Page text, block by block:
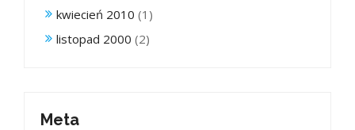
kwiecień 2010 (1)
listopad 2000 (2)
Meta